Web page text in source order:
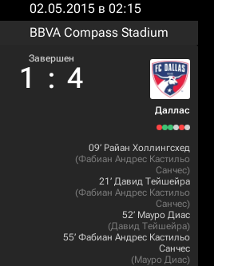
02.05.2015 в 02:15
BBVA Compass Stadium
Завершен
1 : 4
Даллас
09‎’‎ Райан Холлингсхед
(Фабиан Андрес Кастильо
Санчес)
21‎’‎ Давид Тейшейра
(Фабиан Андрес Кастильо
Санчес)
52‎’‎ Мауро Диас
(Давид Тейшейра)
55‎’‎ Фабиан Андрес Кастильо
Санчес
(Мауро Диас)